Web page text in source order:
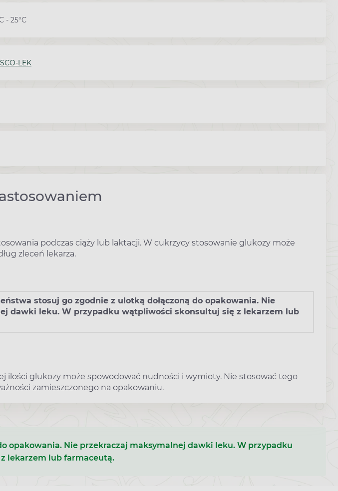
- 25°C
LEK
podczas ciąży lub laktacji. W cukrzycy stosowanie glukozy może
zleceń lekarza.
stosuj go zgodnie z ulotką dołączoną do opakowania. Nie
dawki leku. W przypadku wątpliwości skonsultuj się z lekarzem lub
ilości glukozy może spowodować nudności i wymioty. Nie stosować tego
zamieszczonego na opakowaniu.
opakowania. Nie przekraczaj maksymalnej dawki leku. W przypadku
lekarzem lub farmaceutą.